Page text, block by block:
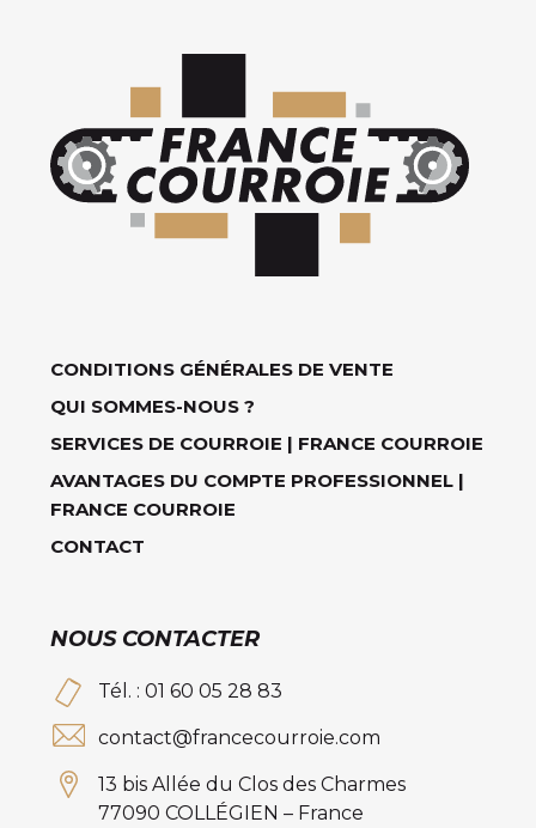
CONDITIONS GÉNÉRALES DE VENTE
QUI SOMMES-NOUS ?
SERVICES DE COURROIE | FRANCE COURROIE
AVANTAGES DU COMPTE PROFESSIONNEL |
FRANCE COURROIE
CONTACT
NOUS CONTACTER
Tél. : 01 60 05 28 83
contact@francecourroie.com
13 bis Allée du Clos des Charmes
77090 COLLÉGIEN – France